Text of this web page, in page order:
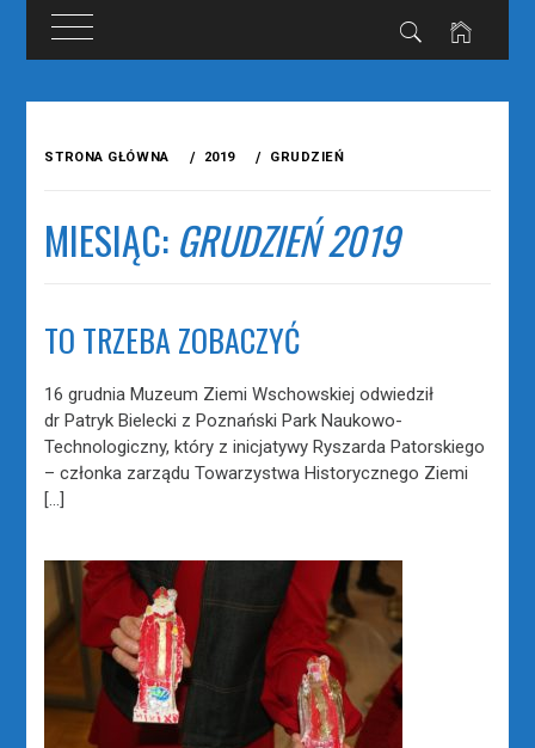
STRONA GŁÓWNA 2019 GRUDZIEŃ
MIESIĄC: GRUDZIEŃ 2019
TO TRZEBA ZOBACZYĆ
16 grudnia Muzeum Ziemi Wschowskiej odwiedził
dr Patryk Bielecki z Poznański Park Naukowo-
Technologiczny, który z inicjatywy Ryszarda Patorskiego
– członka zarządu Towarzystwa Historycznego Ziemi
[…]